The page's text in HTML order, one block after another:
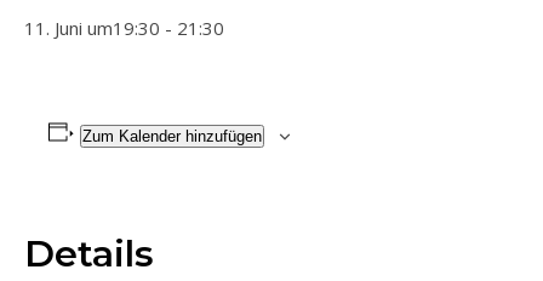
11. Juni um19:30 - 21:30
Zum Kalender hinzufügen
Details